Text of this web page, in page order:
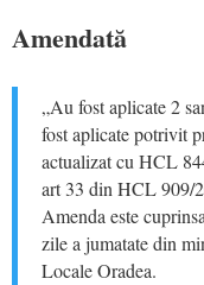
Amendată
„Au fost aplicate 2
fost aplicate potrivit
actualizat cu HCL
art 33 din HCL 909/
Amenda este
zile a jumatate din
Locale Oradea.